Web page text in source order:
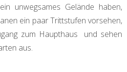
unwegsames Gelände haben,
ein paar Trittstufen vorsehen,
zum Haupthaus und sehen
aus.